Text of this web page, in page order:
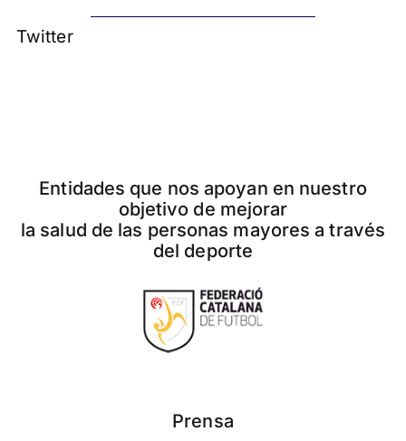
Twitter
Entidades que nos apoyan en nuestro
objetivo de mejorar
la salud de las personas mayores a través
del deporte
Prensa